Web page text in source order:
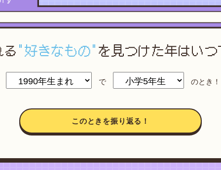
"好きなもの"を見つけた年はい
で のとき！
このときを振り返る！